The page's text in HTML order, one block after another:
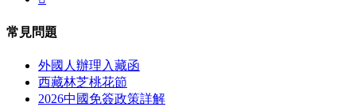
常見問題
外國人辦理入藏函
西藏林芝桃花節
2026中國免簽政策詳解